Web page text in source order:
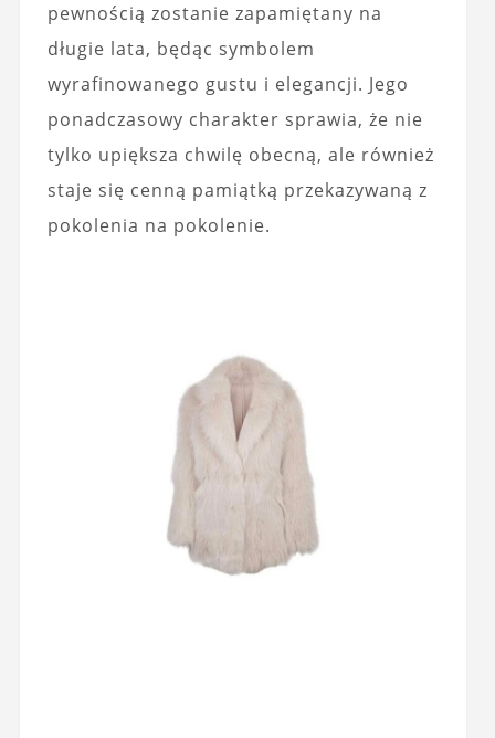
pewnością zostanie zapamiętany na
długie lata, będąc symbolem
wyrafinowanego gustu i elegancji. Jego
ponadczasowy charakter sprawia, że nie
tylko upiększa chwilę obecną, ale również
staje się cenną pamiątką przekazywaną z
pokolenia na pokolenie.